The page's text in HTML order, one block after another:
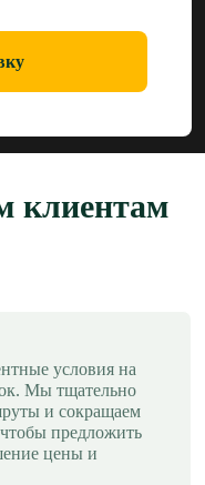
клиентам
условия на
Мы тщательно
и сокращаем
предложить
цены и